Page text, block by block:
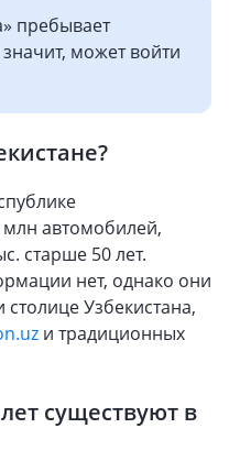
пребывает
может войти
млн автомобилей,
старше 50 лет.
нет, однако они
Узбекистана,
и традиционных
существуют в